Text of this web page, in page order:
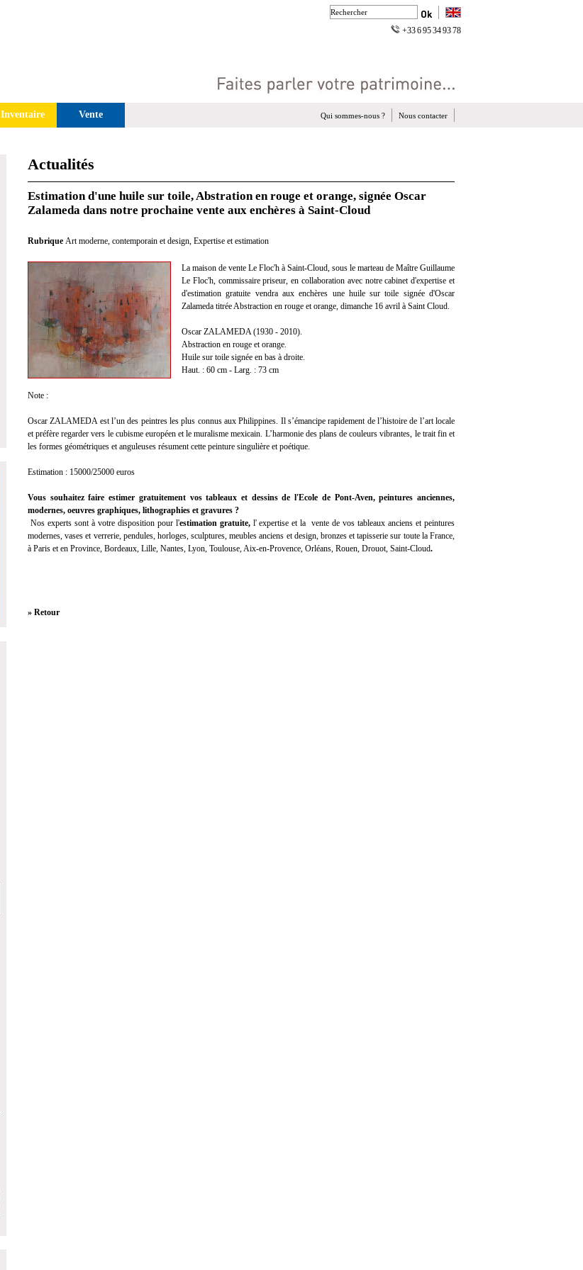
+33 6 95 34 93 78
Inventaire Vente Nous contacter
Qui sommes-nous ?
Actualités
Estimation d'une huile sur toile, Abstration en rouge et orange, signée Oscar
Zalameda dans notre prochaine vente aux enchères à Saint-Cloud
Rubrique Art moderne, contemporain et design, Expertise et estimation
La maison de vente Le Floc'h à Saint-Cloud, sous le marteau de Maître Guillaume
Le Floc'h, commissaire priseur, en collaboration avec notre cabinet d'expertise et
d'estimation gratuite vendra aux enchères une huile sur toile signée d'Oscar
Zalameda titrée Abstraction en rouge et orange, dimanche 16 avril à Saint Cloud.
Oscar ZALAMEDA (1930 - 2010).
Abstraction en rouge et orange.
Huile sur toile signée en bas à droite.
Haut. : 60 cm - Larg. : 73 cm
Note :
Oscar ZALAMEDA est l’un des peintres les plus connus aux Philippines. Il s’émancipe rapidement de l’histoire de l’art locale
et préfère regarder vers le cubisme européen et le muralisme mexicain. L’harmonie des plans de couleurs vibrantes, le trait fin et
les formes géométriques et anguleuses résument cette peinture singulière et poétique.
Estimation : 15000/25000 euros
Vous souhaitez faire estimer gratuitement vos tableaux et dessins de l'Ecole de Pont-Aven, peintures anciennes,
modernes, oeuvres graphiques, lithographies et gravures ?
Nos experts sont à votre disposition pour l'estimation gratuite, l'expertise et la vente de vos tableaux anciens et peintures
modernes, vases et verrerie, pendules, horloges, sculptures, meubles anciens et design, bronzes et tapisserie sur toute la France,
à Paris et en Province, Bordeaux, Lille, Nantes, Lyon, Toulouse, Aix-en-Provence, Orléans, Rouen, Drouot, Saint-Cloud.
» Retour